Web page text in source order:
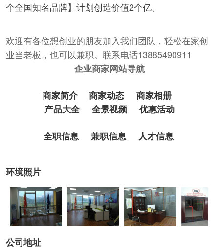
个全国知名品牌】计划创造价值2个亿。
欢迎有各位想创业的朋友加入我们团队，轻松在家创
业当老板，也可以兼职。联系电话13885490911
企业商家网站导航
商家简介 商家动态
商家相册
产品大全
全景视频 优惠活动
全职信息 兼职信息 人才信息
环境照片
公司地址